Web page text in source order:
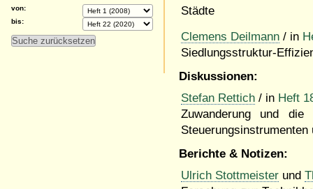
Städte
Clemens Deilmann / in
Siedlungsstruktur-
Diskussionen:
Stefan Rettich / in Heft
Zuwanderung und die
Berichte & Notizen:
Ulrich Stottmeister und
von:
bis: